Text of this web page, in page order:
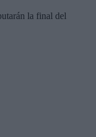
la final del